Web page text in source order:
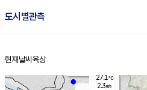
도시별관측
홈
현재날씨 육상
27.1℃
2.3m/s